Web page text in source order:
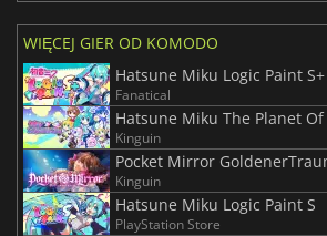
WIĘCEJ GIER OD KOMODO
Hatsune Miku Logic Paint S+
Fanatical
Kinguin
Pocket Mirror
Kinguin
Hatsune Miku Logic Paint S
PlayStation Store